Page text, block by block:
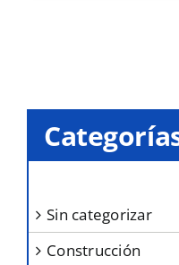
producto
se
en
la
sin categorizar
construcción